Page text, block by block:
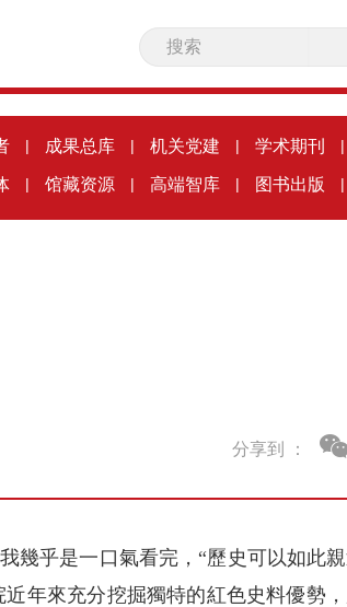
| 成果总库 | 机关党建 | 学术期刊 |
| 馆藏资源 | 高端智库 | 图书出版 |
分享到 ：
幾乎是一口氣看完，“歷史可以如此
年來充分挖掘獨特的紅色史料優勢